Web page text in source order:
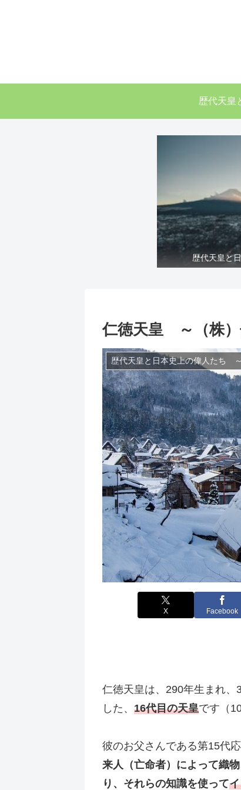
歴代天皇
歴代天皇と
仁徳天皇 ～（株）
歴代天皇と日本史上の偉人たち
X Facebook
仁徳天皇は、290年生まれ
した、 16代目の天皇です（
彼のお父さんである第15代応
来人（亡命者）によって織
り、それらの知識を使って